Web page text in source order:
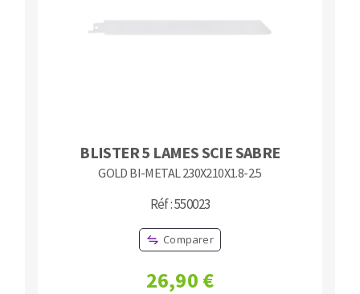
BLISTER 5 LAMES SCIE SABRE
GOLD BI-METAL 230X210X1.8-2.5
Réf : 550023
Comparer
26,90 €